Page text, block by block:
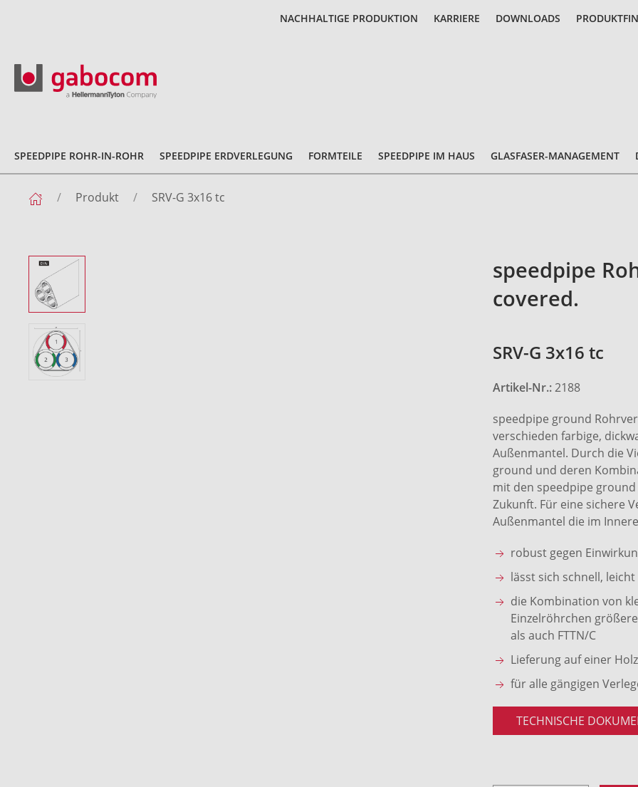
NACHHALTIGE PRODUKTION KARRIERE DOWNLOADS
SPEEDPIPE ROHR-IN-ROHR SPEEDPIPE ERDVERLEGUNG FORMTEILE SPEEDPIPE IM HAUS GLASFASER-MANAGEMENT
Produkt SRV-G 3x16 tc
speedpipe
covered.
SRV-G 3x16 tc
Artikel-Nr.:2188
speedpipe ground
verschieden farbige,
Außenmantel. Durch die
ground und deren
mit den speedpipe
Zukunft. Für eine sichere
Außenmantel die im
robust gegen
lässt sich schnell,
die Kombination von
Einzelröhrchen
als auch FTTN/C
Lieferung auf einer
für alle gängigen
TECHNISCHE